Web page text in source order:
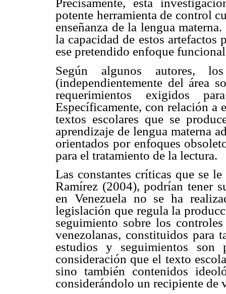
Precisamente, esta
potente herramienta de control
enseñanza de la lengua
la capacidad de estos
ese pretendido enfoque
Según algunos autores,
(independientemente del área
requerimientos exigidos
Específicamente, con relación a
textos escolares que se
aprendizaje de lengua materna
orientados por enfoques
para el tratamiento de la lectura.
Las constantes críticas que se
Ramírez (2004), podrían tener
en Venezuela no se ha
legislación que regula la
seguimiento sobre los
venezolanas, constituidos para
estudios y seguimientos
consideración que el texto
sino también contenidos
considerándolo un recipiente de